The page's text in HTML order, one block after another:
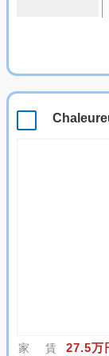
家 賃 27.5万